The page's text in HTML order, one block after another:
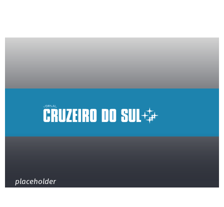
placeholder